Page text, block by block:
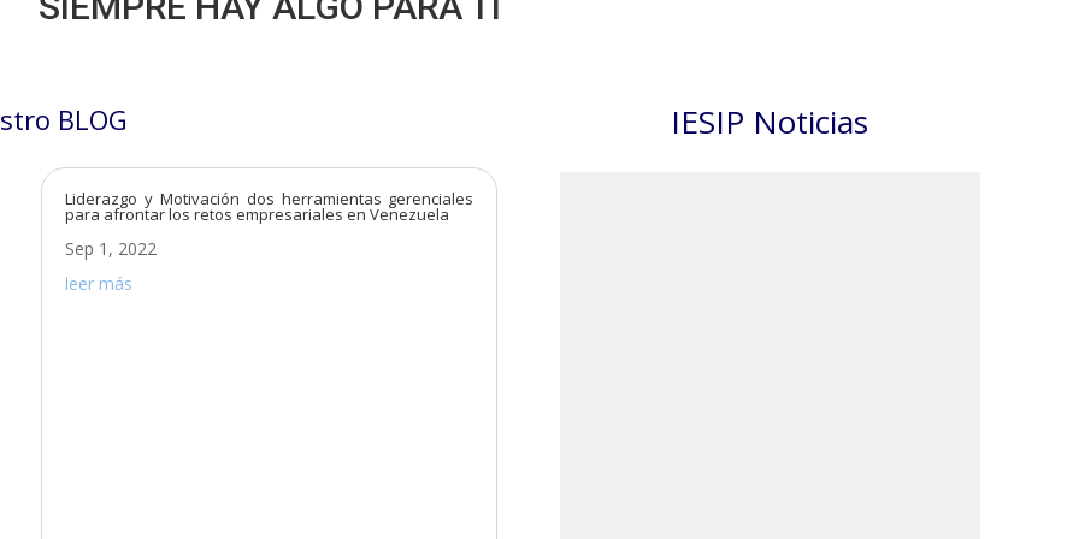
BLOG
Liderazgo y Motivación dos herramientas gerenciales
para afrontar los retos empresariales en Venezuela
Sep 1, 2022
leer más
IESIP Noticias